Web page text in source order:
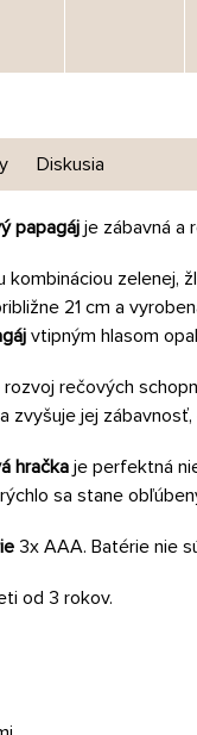
Diskusia
papagáj je zábavná a
kombináciou zelenej,
21 cm a
vtipným hlasom
rečových
zvyšuje jej
hračkaje perfektná
sa stane
3x AAA. Batérie nie
od 3 rokov.